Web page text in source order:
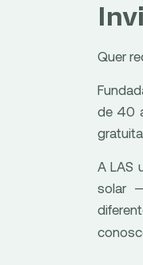
Quer
de 40
A LAS
solar